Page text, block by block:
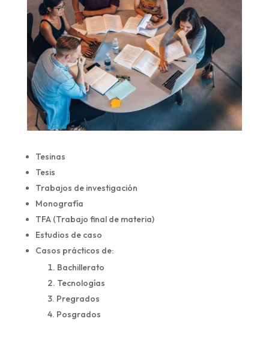
Tesinas
Tesis
Trabajos de investigación
Monografía
TFA (Trabajo final de materia)
Estudios de caso
Casos prácticos de:
Bachillerato
Tecnologías
Pregrados
Posgrados